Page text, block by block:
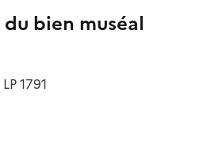
bien muséal
1791